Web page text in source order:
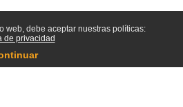
web, debe aceptar nuestras políticas:
de privacidad